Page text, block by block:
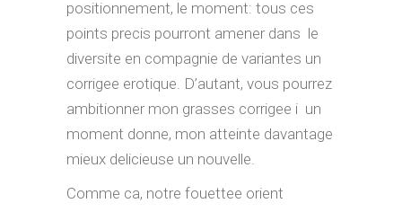
positionnement, le moment: tous ces
points precis pourront amener dans le
diversite en compagnie de variantes un
corrigee erotique. D’autant, vous pourrez
ambitionner mon grasses corrigee i un
moment donne, mon atteinte davantage
mieux delicieuse un nouvelle.
Comme ca, notre fouettee orient